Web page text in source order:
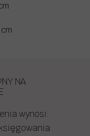
NA
wynosi: